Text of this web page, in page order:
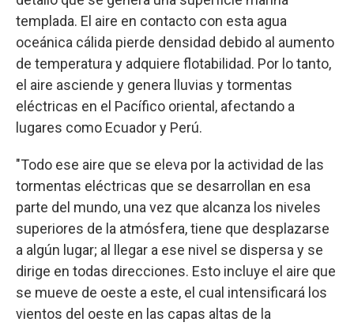
templada. El aire en contacto con esta agua
oceánica cálida pierde densidad debido al aumento
de temperatura y adquiere flotabilidad. Por lo tanto,
el aire asciende y genera lluvias y tormentas
eléctricas en el Pacífico oriental, afectando a
lugares como Ecuador y Perú.
"Todo ese aire que se eleva por la actividad de las
tormentas eléctricas que se desarrollan en esa
parte del mundo, una vez que alcanza los niveles
superiores de la atmósfera, tiene que desplazarse
a algún lugar; al llegar a ese nivel se dispersa y se
dirige en todas direcciones. Esto incluye el aire que
se mueve de oeste a este, el cual intensificará los
vientos del oeste en las capas altas de la